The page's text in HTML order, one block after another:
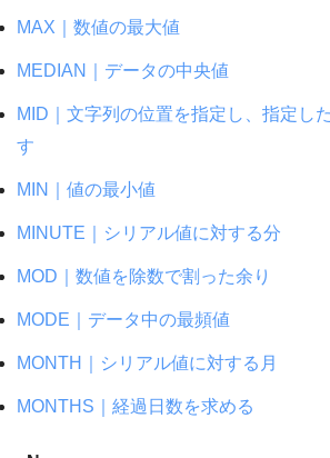
MAX｜数値の最大値
MEDIAN｜データの中央値
MID｜文字列の位置を指定し、指定し
す
MIN｜値の最小値
MINUTE｜シリアル値に対する分
MOD｜数値を除数で割った余り
MODE｜データ中の最頻値
MONTH｜シリアル値に対する月
MONTHS｜経過日数を求める